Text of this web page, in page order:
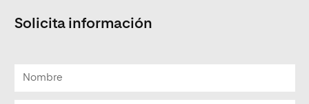
Solicita información